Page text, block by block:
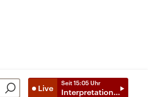
Live
Seit 15:05 Uhr
Interpretationen